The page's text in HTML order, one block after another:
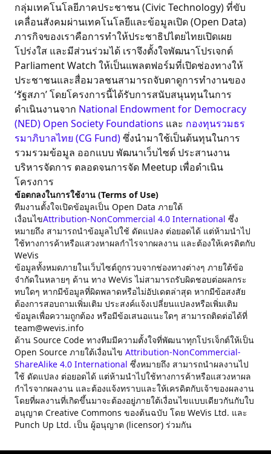
กลุ่มเทคโนโลยีภาคประชาชน (Civic Technology) ที่ขับ
เคลื่อนสังคมผ่านเทคโนโลยีและข้อมูลเปิด (Open Data)
ภารกิจของเราคือการทำให้ประชาธิปไตยไทยเปิดเผย
โปร่งใส และมีส่วนร่วมได้ เราจึงตั้งใจพัฒนาโปรเจกต์
Parliament Watch ให้เป็นแพลตฟอร์มที่เปิดช่องทางให้
ประชาชนและสื่อมวลชนสามารถจับตาดูการทำงานของ
‘รัฐสภา’ โดยโครงการนี้ได้รับการสนับสนุนทุนในการ
ดำเนินงานจาก National Endowment for Democracy
(NED) Open Society Foundations และ กองทุนรวมธร
รมาภิบาลไทย (CG Fund)ซึ่งนำมาใช้เป็นต้นทุนในการ
รวมรวมข้อมูล ออกแบบ พัฒนาเว็บไซต์ ประสานงาน
บริหารจัดการ ตลอดจนการจัด Meetup เพื่อดำเนิน
โครงการ
ข้อตกลงในการใช้งาน (Terms of Use)
ทีมงานตั้งใจเปิดข้อมูลเป็น Open Data ภายใต้
เงื่อนไขAttribution-NonCommercial 4.0 International ซึ่ง
หมายถึง สามารถนำข้อมูลไปใช้ ดัดแปลง ต่อยอดได้ แต่ห้ามนำไป
ใช้ทางการค้าหรือแสวงหาผลกำไรจากผลงาน และต้องให้เครดิตกับ
WeVis
ข้อมูลทั้งหมดภายในเว็บไซต์ถูกรวบจากช่องทางต่างๆ ภายใต้ข้อ
จำกัดในหลายๆ ด้าน ทาง WeVis ไม่สามารถรับผิดชอบต่อผลกระ
ทบใดๆ หากมีข้อมูลที่ผิดพลาดหรือไม่อัปเดตล่าสุด หากมีข้อสงสัย
ต้องการสอบถามเพิ่มเติม ประสงค์แจ้งเปลี่ยนแปลงหรือเพิ่มเติม
ข้อมูลเพื่อความถูกต้อง หรือมีข้อเสนอแนะใดๆ สามารถติดต่อได้ที่
team@wevis.info
ด้าน Source Code ทางทีมมีความตั้งใจที่พัฒนาทุกโปรเจ็กต์ให้เป็น
Open Source ภายใต้เงื่อนไข Attribution-NonCommercial-
ShareAlike 4.0 International ซึ่งหมายถึง สามารถนำผลงานไป
ใช้ ดัดแปลง ต่อยอดได้ แต่ห้ามนำไปใช้ทางการค้าหรือแสวงหาผล
กำไรจากผลงาน และต้องแจ้งทราบและให้เครดิตกับเจ้าของผลงาน
โดยที่ผลงานที่เกิดขึ้นมาจะต้องอยู่ภายใต้เงื่อนไขแบบเดียวกันกับใบ
อนุญาต Creative Commons ของต้นฉบับ โดย WeVis Ltd. และ
Punch Up Ltd. เป็น ผู้อนุญาต (licensor) ร่วมกัน